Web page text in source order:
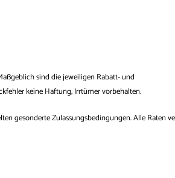
sind die jeweiligen Rabatt- und
keine Haftung, Irrtümer vorbehalten.
gesonderte Zulassungsbedingungen. Alle Raten